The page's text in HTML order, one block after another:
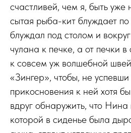
счастливей, чем я, быть
сытая рыба-кит блуждает по
блуждал под столом и
чулана к печке, а от печки
к совсем уж волшебной
«Зингер», чтобы, не успевши
прикосновения к ней хотя
вдруг обнаружить, что Нина
которой в сиденье была